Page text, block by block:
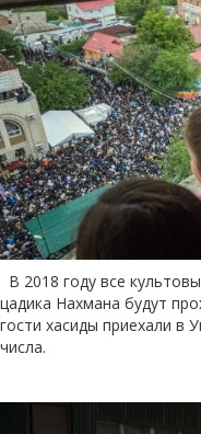
В 2018 году все
цадика Нахмана будут
гости хасиды приехали в
числа.